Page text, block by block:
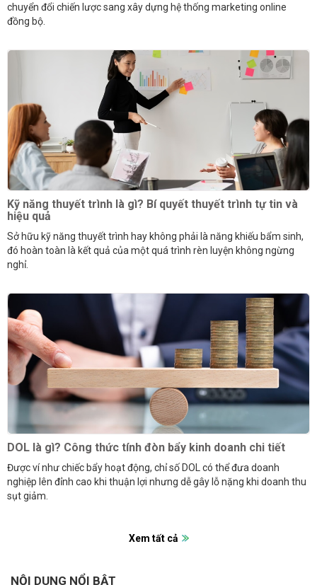
chuyển đổi chiến lược sang xây dựng hệ thống marketing online
đồng bộ.
Kỹ năng thuyết trình là gì? Bí quyết thuyết trình tự tin và
hiệu quả
Sở hữu kỹ năng thuyết trình hay không phải là năng khiếu bẩm sinh,
đó hoàn toàn là kết quả của một quá trình rèn luyện không ngừng
nghỉ.
DOL là gì? Công thức tính đòn bẩy kinh doanh chi tiết
Được ví như chiếc bẩy hoạt động, chỉ số DOL có thể đưa doanh
nghiệp lên đỉnh cao khi thuận lợi nhưng dễ gây lỗ nặng khi doanh thu
sụt giảm.
Xem tất cả
NỘI DUNG NỔI BẬT